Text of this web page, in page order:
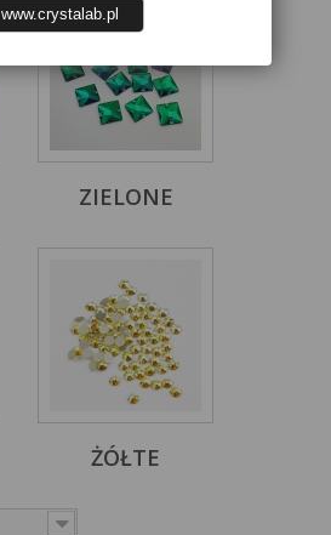
ZIELONE
ŻÓŁTE
www.crystalab.pl